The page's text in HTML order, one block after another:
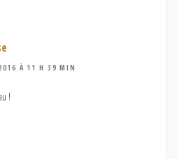
À 11 H 39 MIN
!